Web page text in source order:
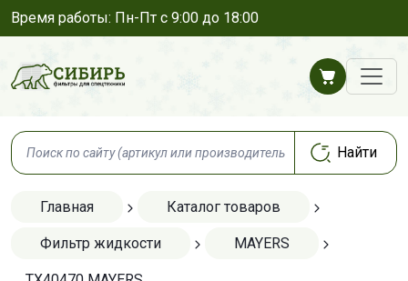
Время работы: Пн-Пт с 9:00 до 18:00
Главная Каталог товаров
Фильтр жидкости MAYERS